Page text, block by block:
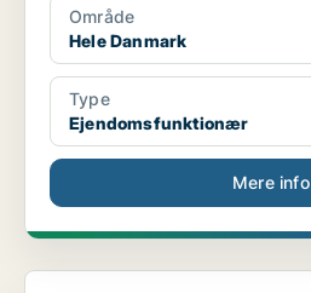
Område
Hele Danmark
Type
Ejendomsfunktionær
Mere info